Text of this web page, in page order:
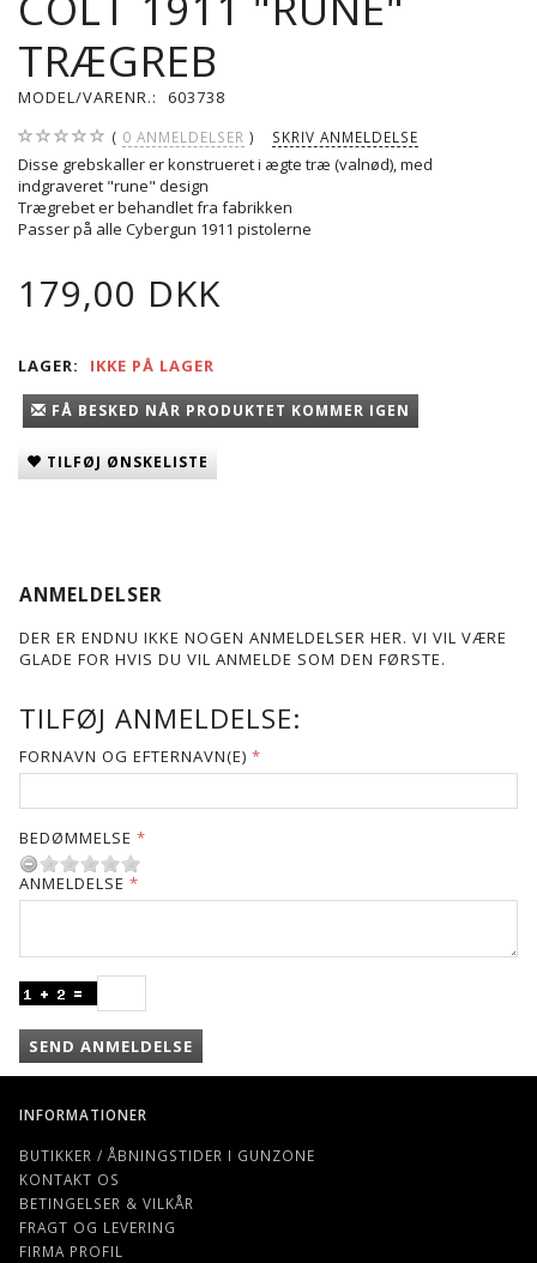
TRÆGREB
MODEL/VARENR.: 603738
0 ANMELDELSER SKRIV ANMELDELSE
Disse grebskaller er konstrueret i ægte træ (valnød), med
indgraveret "rune" design
Trægrebet er behandlet fra fabrikken
Passer på alle Cybergun 1911 pistolerne
179,00 DKK
LAGER: IKKE PÅ LAGER
FÅ BESKED NÅR PRODUKTET KOMMER IGEN
TILFØJ ØNSKELISTE
ANMELDELSER
DER ER ENDNU IKKE NOGEN ANMELDELSER HER. VI VIL VÆRE
GLADE FOR HVIS DU VIL ANMELDE SOM DEN FØRSTE.
TILFØJ ANMELDELSE:
FORNAVN OG EFTERNAVN(E)
BEDØMMELSE
ANMELDELSE
SEND ANMELDELSE
INFORMATIONER
BUTIKKER / ÅBNINGSTIDER I GUNZONE
KONTAKT OS
BETINGELSER & VILKÅR
FRAGT OG LEVERING
FIRMA PROFIL